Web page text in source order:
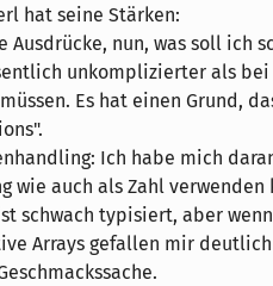
hat seine Stärken:
Ausdrücke, nun, was soll ich
unkomplizierter als
Es hat einen Grund,
Ich habe mich
wie auch als Zahl verwenden
schwach typisiert, aber
Arrays gefallen mir